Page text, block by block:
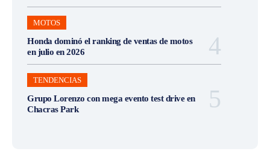
MOTOS
Honda dominó el ranking de ventas de motos
en julio en 2026
TENDENCIAS
Grupo Lorenzo con mega evento test drive en
Chacras Park